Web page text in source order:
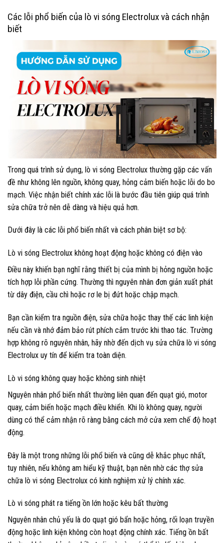
Các lỗi phổ biến của lò vi sóng Electrolux và cách nhận
biết
Trong quá trình sử dụng, lò vi sóng Electrolux thường gặp các vấn
đề như không lên nguồn, không quay, hỏng cảm biến hoặc lỗi do bo
mạch. Việc nhận biết chính xác lỗi là bước đầu tiên giúp quá trình
sửa chữa trở nên dễ dàng và hiệu quả hơn.
Dưới đây là các lỗi phổ biến nhất và cách phân biệt sơ bộ:
Lò vi sóng Electrolux không hoạt động hoặc không có điện vào
Điều này khiến bạn nghĩ rằng thiết bị của mình bị hỏng nguồn hoặc
tích hợp lỗi phần cứng. Thường thì nguyên nhân đơn giản xuất phát
từ dây điện, cầu chì hoặc rơ le bị đứt hoặc chập mạch.
Bạn cần kiểm tra nguồn điện, sửa chữa hoặc thay thế các linh kiện
nếu cần và nhớ đảm bảo rút phích cắm trước khi thao tác. Trường
hợp không rõ nguyên nhân, hãy nhờ đến dịch vụ sửa chữa lò vi sóng
Electrolux uy tín để kiểm tra toàn diện.
Lò vi sóng không quay hoặc không sinh nhiệt
Nguyên nhân phổ biến nhất thường liên quan đến quạt gió, motor
quay, cảm biến hoặc mạch điều khiển. Khi lò không quay, người
dùng có thể cảm nhận rõ ràng bằng cách mở cửa xem chế độ hoạt
động.
Đây là một trong những lỗi phổ biến và cũng dễ khắc phục nhất,
tuy nhiên, nếu không am hiểu kỹ thuật, bạn nên nhờ các thợ sửa
chữa lò vi sóng Electrolux có kinh nghiệm xử lý chính xác.
Lò vi sóng phát ra tiếng ồn lớn hoặc kêu bất thường
Nguyên nhân chủ yếu là do quạt gió bẩn hoặc hỏng, rối loạn truyền
động hoặc linh kiện không còn hoạt động chính xác. Tiếng ồn bất